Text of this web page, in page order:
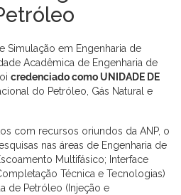
Simulação em Engenharia de
Acadêmica de Engenharia de
credenciado como UNIDADE DE
do Petróleo, Gás Natural e
com recursos oriundos da ANP, o
nas áreas de Engenharia de
Multifásico; Interface
Técnica e Tecnologias)
de Petróleo (Injeção e